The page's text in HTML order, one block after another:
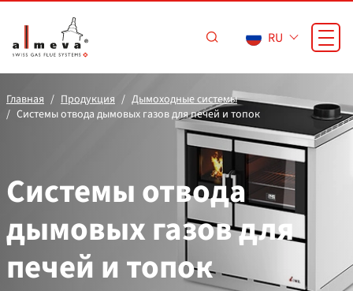
RU
Главная Продукция
Дымоходные системы
Системы отвода дымовых газов для печей и топок
Системы отвода
дымовых газов для
печей и топок